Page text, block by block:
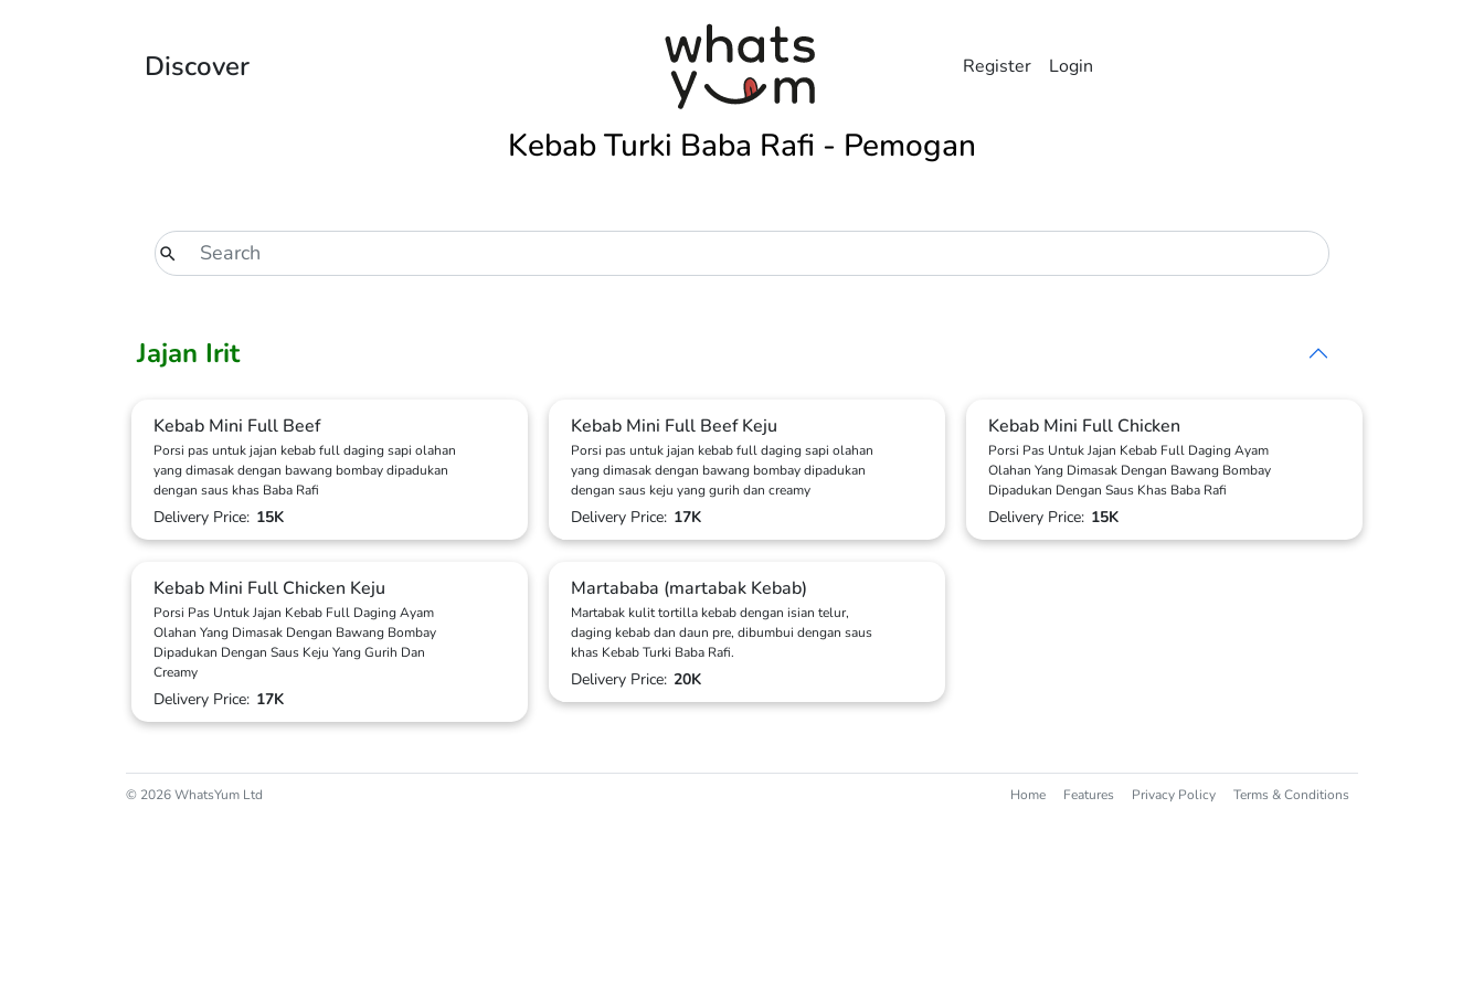
Discover Register Login
Kebab Turki Baba Rafi - Pemogan
Jajan Irit
Kebab Mini Full Beef
Porsi pas untuk jajan kebab full daging sapi olahan
yang dimasak dengan bawang bombay dipadukan
dengan saus khas Baba Rafi
Delivery Price: 15K
Kebab Mini Full Beef Keju
Porsi pas untuk jajan kebab full daging sapi olahan
yang dimasak dengan bawang bombay dipadukan
dengan saus keju yang gurih dan creamy
Delivery Price: 17K
Kebab Mini Full Chicken
Porsi Pas Untuk Jajan Kebab Full Daging Ayam
Olahan Yang Dimasak Dengan Bawang Bombay
Dipadukan Dengan Saus Khas Baba Rafi
Delivery Price: 15K
Kebab Mini Full Chicken Keju
Porsi Pas Untuk Jajan Kebab Full Daging Ayam
Olahan Yang Dimasak Dengan Bawang Bombay
Dipadukan Dengan Saus Keju Yang Gurih Dan
Creamy
Delivery Price: 17K
Martababa (martabak Kebab)
Martabak kulit tortilla kebab dengan isian telur,
daging kebab dan daun pre, dibumbui dengan saus
khas Kebab Turki Baba Rafi.
Delivery Price: 20K
© 2026 WhatsYum Ltd Home Features Privacy Policy Terms & Conditions